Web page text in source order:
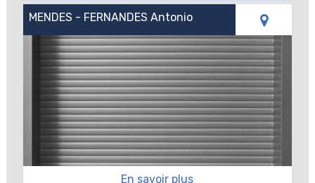
MENDES - FERNANDES Antonio